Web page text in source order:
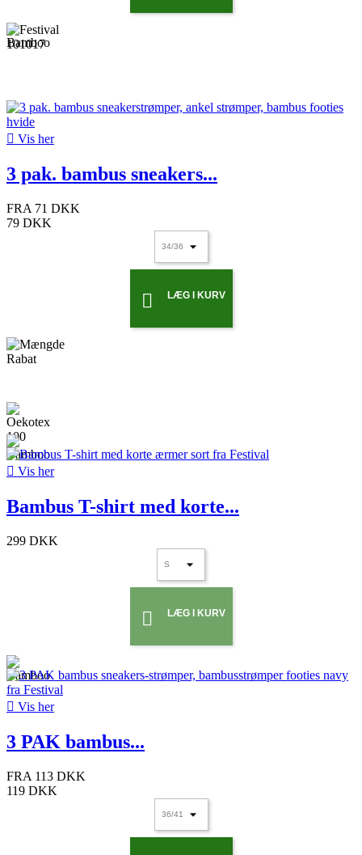
 Vis her
3 pak. bambus sneakers...
FRA 71 DKK
79 DKK
 LÆG I KURV
 Vis her
Bambus T-shirt med korte...
299 DKK
 LÆG I KURV
 Vis her
3 PAK bambus...
FRA 113 DKK
119 DKK